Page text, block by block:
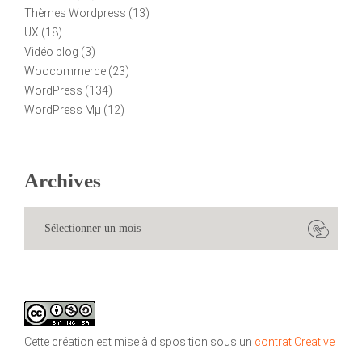
Thèmes Wordpress (13)
UX (18)
Vidéo blog (3)
Woocommerce (23)
WordPress (134)
WordPress Mµ (12)
Archives
Cette création est mise à disposition sous un contrat Creative